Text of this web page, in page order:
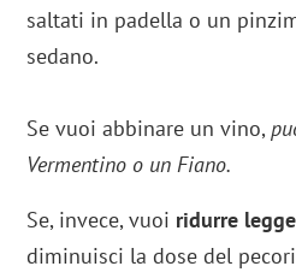
saltati in padella o un
sedano.
Se vuoi abbinare un vino,
Vermentino o un Fiano.
Se, invece, vuoi ridurre
diminuisci la dose del